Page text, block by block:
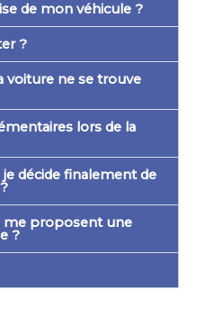
de mon véhicule ?
?
voiture ne se trouve
lors de la
je décide finalement de
me proposent une
?